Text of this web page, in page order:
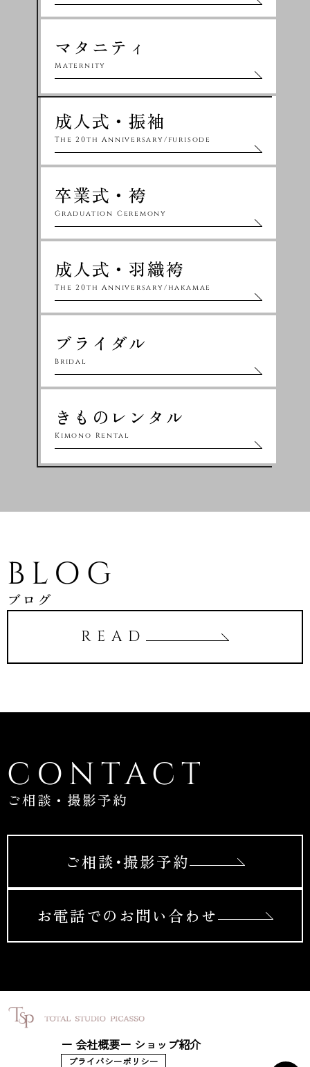
成人式・振袖
The 20th Anniversary/furisode
卒業式・袴
Graduation Ceremony
成人式・羽織袴
The 20th Anniversary/hakamae
マタニティ
Maternity
ブライダル
Bridal
きものレンタル
Kimono Rental
BLOG
ブログ
READ
CONTACT
ご相談・撮影予約
ご相談･撮影予約
お電話でのお問い合わせ
ー 会社概要ー ショップ紹介
プライバシーポリシー